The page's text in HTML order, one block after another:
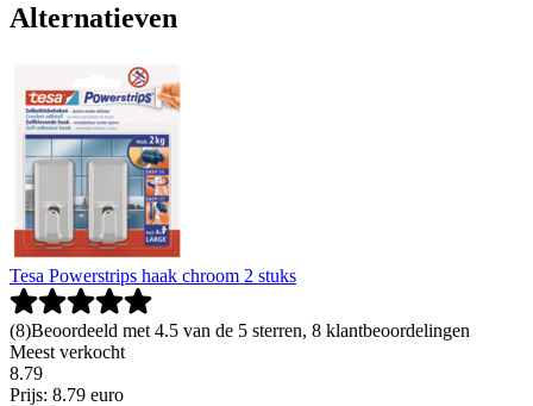
Alternatieven
Tesa Powerstrips haak chroom 2 stuks
(8)Beoordeeld met 4.5 van de 5 sterren, 8 klantbeoordelingen
Meest verkocht
8.79
Prijs: 8.79 euro